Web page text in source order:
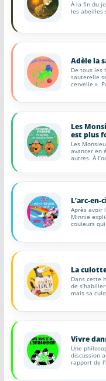
À la fin du
les abeilles
Adèle la
De tous les
sauterelle
cervelle ».
Les
est plus
Les
avancer en
autres. À
L’arc-
Après avoir
Minnie
couleurs
La
Dans cette
de
mais sa
Vivre
Une
discussion
rapport de